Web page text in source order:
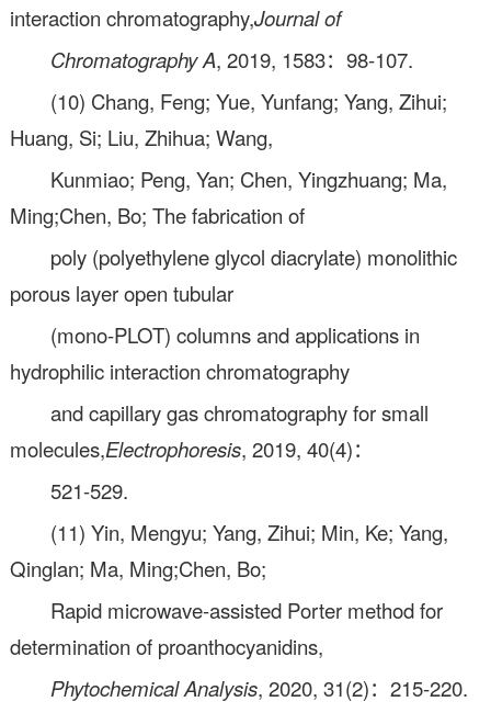
interaction chromatography,Journal of
Chromatography A, 2019, 1583：98-107.
(10) Chang, Feng; Yue, Yunfang; Yang, Zihui;
Huang, Si; Liu, Zhihua; Wang,
Kunmiao; Peng, Yan; Chen, Yingzhuang; Ma,
Ming;Chen, Bo; The fabrication of
poly (polyethylene glycol diacrylate) monolithic
porous layer open tubular
(mono-PLOT) columns and applications in
hydrophilic interaction chromatography
and capillary gas chromatography for small
molecules,Electrophoresis, 2019, 40(4)：
521-529.
(11) Yin, Mengyu; Yang, Zihui; Min, Ke; Yang,
Qinglan; Ma, Ming;Chen, Bo;
Rapid microwave-assisted Porter method for
determination of proanthocyanidins,
Phytochemical Analysis, 2020, 31(2)：215-220.